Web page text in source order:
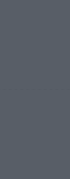
Park 2026 setzt
gescheitert